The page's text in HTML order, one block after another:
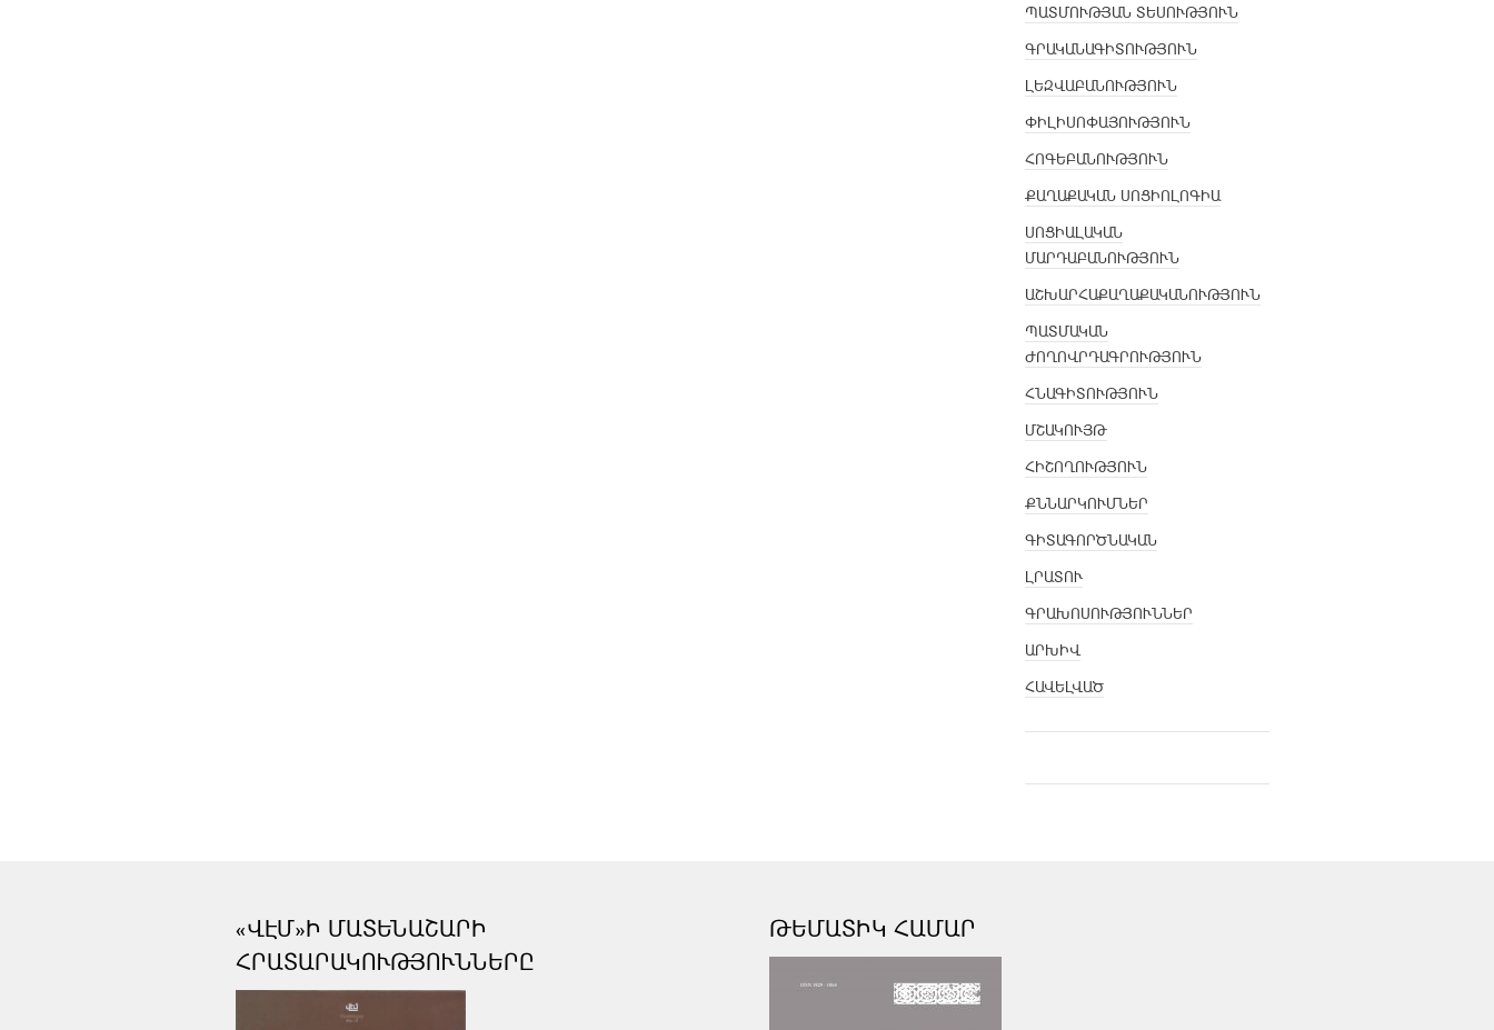
ՊԱՏՄՈՒԹՅԱՆ ՏԵՍՈՒԹՅՈՒՆ
ԳՐԱԿԱՆԱԳԻՏՈՒԹՅՈՒՆ
ԼԵԶՎԱԲԱՆՈՒԹՅՈՒՆ
ՓԻԼԻՍՈՓԱՅՈՒԹՅՈՒՆ
ՀՈԳԵԲԱՆՈՒԹՅՈՒՆ
ՔԱՂԱՔԱԿԱՆ ՍՈՑԻՈԼՈԳԻԱ
ՍՈՑԻԱԼԱԿԱՆ
ՄԱՐԴԱԲԱՆՈՒԹՅՈՒՆ
ԱՇԽԱՐՀԱՔԱՂԱՔԱԿԱՆՈՒԹՅՈՒՆ
ՊԱՏՄԱԿԱՆ
ԺՈՂՈՎՐԴԱԳՐՈՒԹՅՈՒՆ
ՀՆԱԳԻՏՈՒԹՅՈՒՆ
ՄՇԱԿՈՒՅԹ
ՀԻՇՈՂՈՒԹՅՈՒՆ
ՔՆՆԱՐԿՈՒՄՆԵՐ
ԳԻՏԱԳՈՐԾՆԱԿԱՆ
ԼՐԱՏՈՒ
ԳՐԱԽՈՍՈՒԹՅՈՒՆՆԵՐ
ԱՐԽԻՎ
ՀԱՎԵԼՎԱԾ
«ՎԷՄ»Ի ՄԱՏԵՆԱՇԱՐԻ
ՀՐԱՏԱՐԱԿՈՒԹՅՈՒՆՆԵՐԸ
ԹԵՄԱՏԻԿ ՀԱՄԱՐ